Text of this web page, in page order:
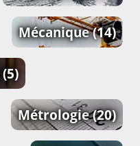
Mécanique(14)
(5)
Métrologie(20)